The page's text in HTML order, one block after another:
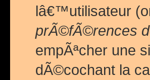
lâ€™utilisateur
prÃ©fÃ©rences
empÃªcher une
dÃ©cochant la